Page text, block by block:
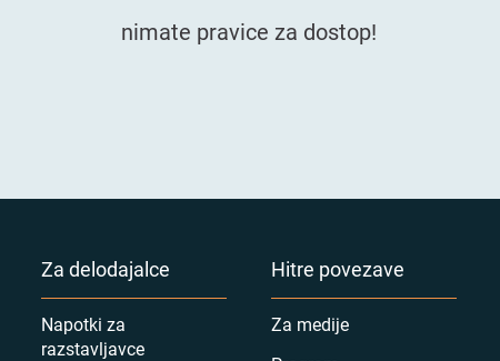
nimate pravice za dostop!
Za delodajalce
Napotki za
razstavljavce
Hitre povezave
Za medije